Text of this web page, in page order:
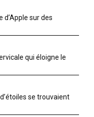
sur des
qui éloigne le
se trouvaient